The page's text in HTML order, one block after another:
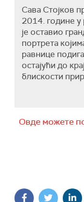
Сава Стојков
2014. године
је оставио
портрета
равнице
остајући до
блискости
Овде можете